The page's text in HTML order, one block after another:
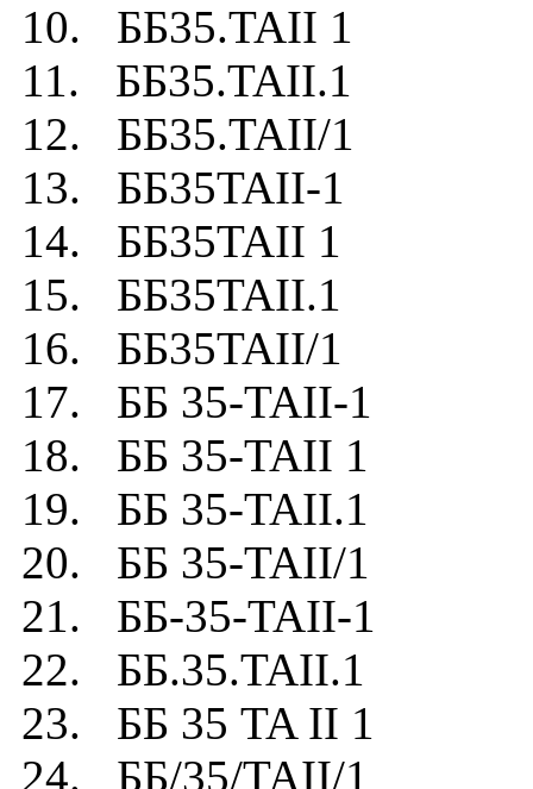
10. ББ35.TAII 1
11. ББ35.TAII.1
12. ББ35.TAII/1
13. ББ35TAII-1
14. ББ35TAII 1
15. ББ35TAII.1
16. ББ35TAII/1
17. ББ 35-TAII-1
18. ББ 35-TAII 1
19. ББ 35-TAII.1
20. ББ 35-TAII/1
21. ББ-35-TAII-1
22. ББ.35.TAII.1
23. ББ 35 TA II 1
24. ББ/35/TAII/1